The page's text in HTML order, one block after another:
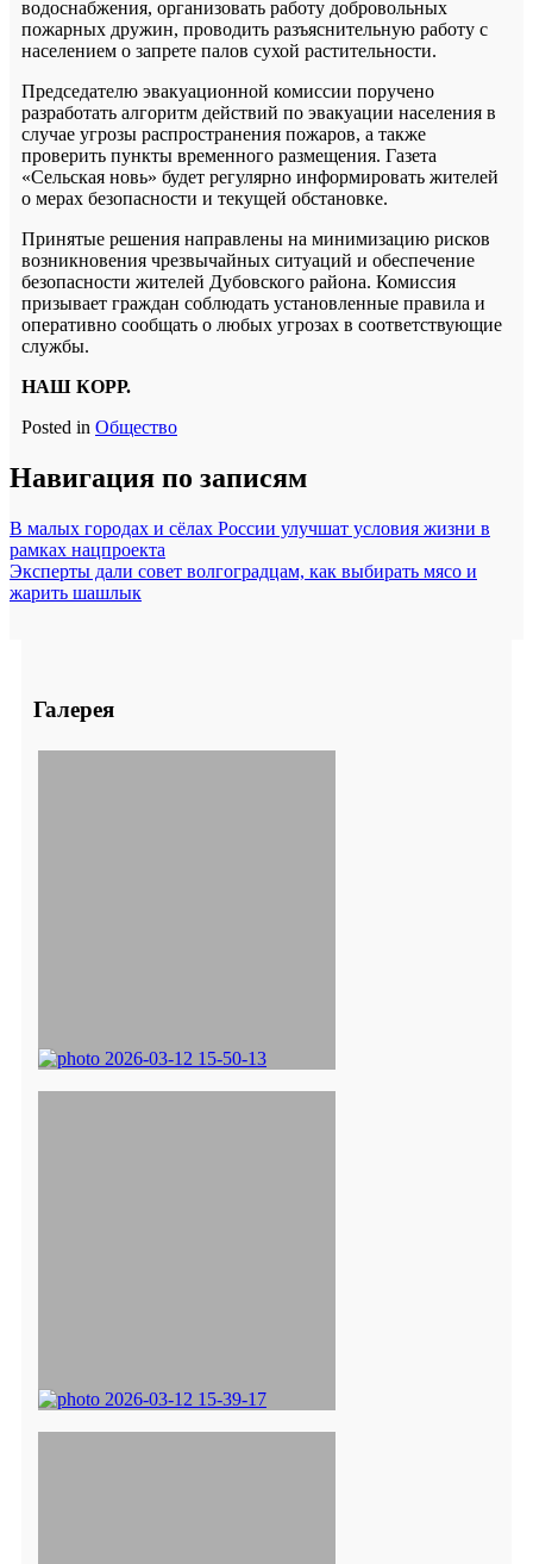
водоснабжения, организовать работу добровольных
пожарных дружин, проводить разъяснительную работу с
населением о запрете палов сухой растительности.
Председателю эвакуационной комиссии поручено
разработать алгоритм действий по эвакуации населения в
случае угрозы распространения пожаров, а также
проверить пункты временного размещения. Газета
«Сельская новь» будет регулярно информировать жителей
о мерах безопасности и текущей обстановке.
Принятые решения направлены на минимизацию рисков
возникновения чрезвычайных ситуаций и обеспечение
безопасности жителей Дубовского района. Комиссия
призывает граждан соблюдать установленные правила и
оперативно сообщать о любых угрозах в соответствующие
службы.
НАШ КОРР.
Posted in Общество
Навигация по записям
В малых городах и сёлах России улучшат условия жизни в
рамках нацпроекта
Эксперты дали совет волгоградцам, как выбирать мясо и
жарить шашлык
Галерея